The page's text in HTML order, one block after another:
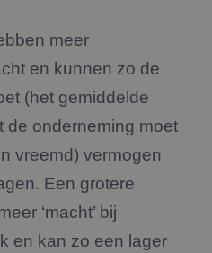
meer
en kunnen zo de
(het gemiddelde
de onderneming moet
vreemd) vermogen
Een grotere
‘macht’ bij
en kan zo een lager